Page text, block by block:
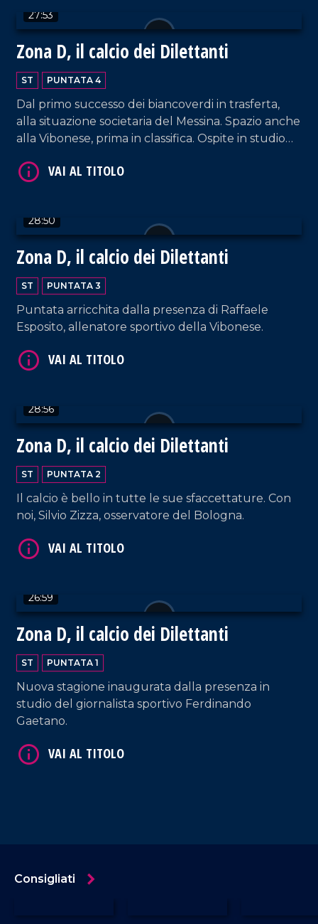
27:53
Zona D, il calcio dei Dilettanti
ST PUNTATA 4
Dal primo successo dei biancoverdi in trasferta,
alla situazione societaria del Messina. Spazio anche
alla Vibonese, prima in classifica. Ospite in studio
28:50
Zona D, il calcio dei Dilettanti
ST PUNTATA 3
Puntata arricchita dalla presenza di Raffaele
Esposito, allenatore sportivo della Vibonese.
28:56
Zona D, il calcio dei Dilettanti
ST PUNTATA 2
Il calcio è bello in tutte le sue sfaccettature. Con
noi, Silvio Zizza, osservatore del Bologna.
26:59
Zona D, il calcio dei Dilettanti
ST PUNTATA 1
Nuova stagione inaugurata dalla presenza in
studio del giornalista sportivo Ferdinando
Gaetano.
Consigliati